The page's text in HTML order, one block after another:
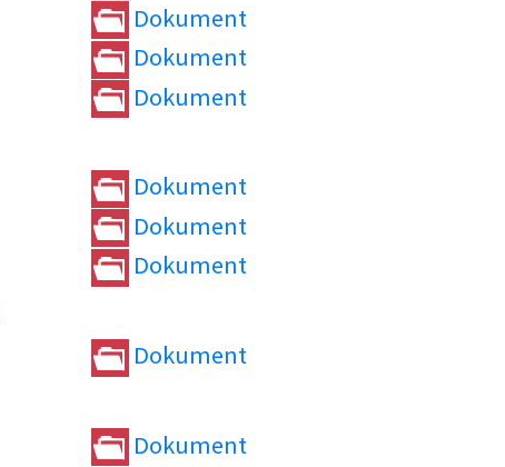
Dokument
Dokument
Dokument
Dokument
Dokument
Dokument
Dokument
Dokument